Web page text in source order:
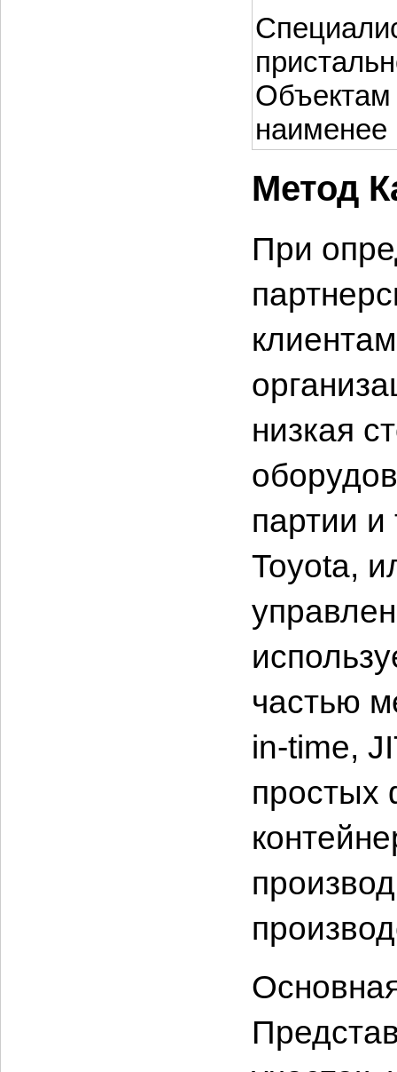
Объектам
наименее
Метод
При
низкая
партии и
Toyota,
частью
in-time,
простых